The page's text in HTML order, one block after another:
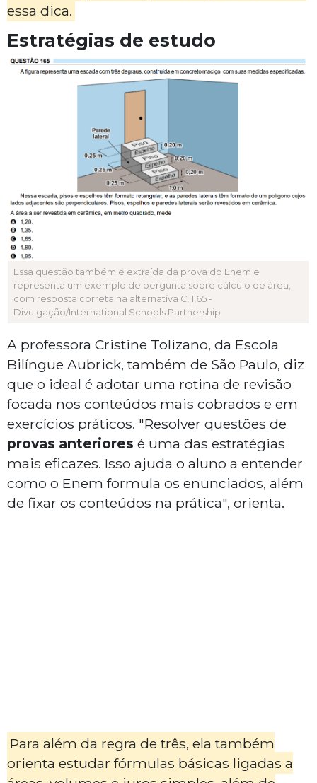
essa dica.
Estratégias de estudo
Essa questão também é extraída da prova do Enem e
representa um exemplo de pergunta sobre cálculo de área,
com resposta correta na alternativa C, 1,65 -
Divulgação/International Schools Partnership
A professora Cristine Tolizano, da Escola
Bilíngue Aubrick, também de São Paulo, diz
que o ideal é adotar uma rotina de revisão
focada nos conteúdos mais cobrados e em
exercícios práticos. "Resolver questões de
provas anteriores é uma das estratégias
mais eficazes. Isso ajuda o aluno a entender
como o Enem formula os enunciados, além
de fixar os conteúdos na prática", orienta.
Para além da regra de três, ela também
orienta estudar fórmulas básicas ligadas a